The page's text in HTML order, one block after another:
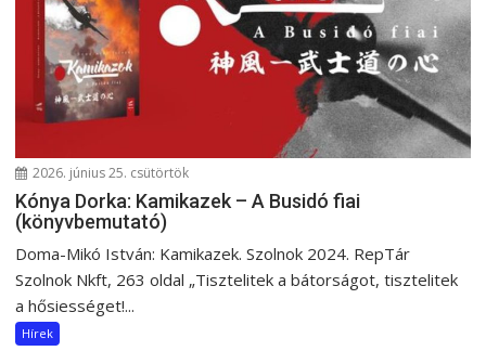
2026. június 25. csütörtök
Kónya Dorka: Kamikazek – A Busidó fiai
(könyvbemutató)
Doma-Mikó István: Kamikazek. Szolnok 2024. RepTár
Szolnok Nkft, 263 oldal „Tisztelitek a bátorságot, tisztelitek
a hősiességet!...
Hírek